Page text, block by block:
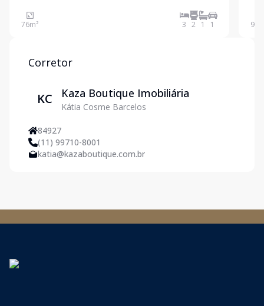
Além de 1 vaga de garagem, o condomínio oferece
diversas comodidades como portaria 24 horas,
76m² 3 2 1 1 95
Corretor
KC Kaza Boutique Imobiliária
Kátia Cosme Barcelos
84927
(11) 99710-8001
katia@kazaboutique.com.br